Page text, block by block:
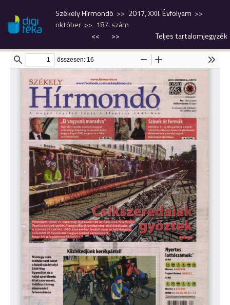
Székely Hírmondó
2017, XXII. Évfolyam
október
187. szám
<<
>> Teljes tartalomjegyzék